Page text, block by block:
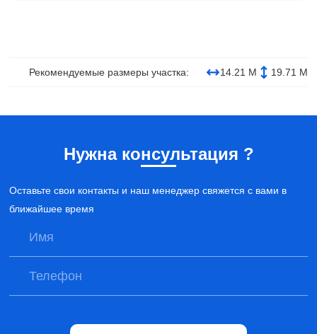
Рекомендуемые размеры участка: 14.21 М 19.71 М
Нужна консультация ?
Оставьте свои контакты и наш менеджер свяжется с вами в
ближайшее время